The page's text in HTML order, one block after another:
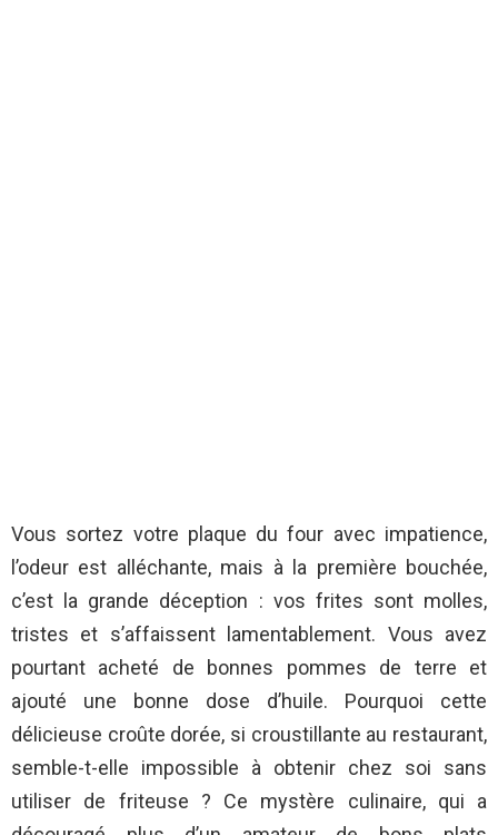
Vous sortez votre plaque du four avec impatience,
l’odeur est alléchante, mais à la première bouchée,
c’est la grande déception : vos frites sont molles,
tristes et s’affaissent lamentablement. Vous avez
pourtant acheté de bonnes pommes de terre et
ajouté une bonne dose d’huile. Pourquoi cette
délicieuse croûte dorée, si croustillante au restaurant,
semble-t-elle impossible à obtenir chez soi sans
utiliser de friteuse ? Ce mystère culinaire, qui a